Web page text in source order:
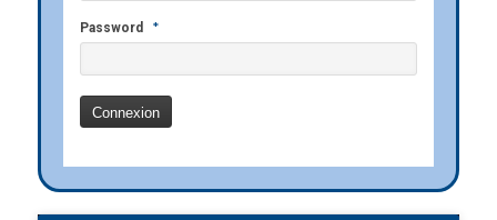
Password *